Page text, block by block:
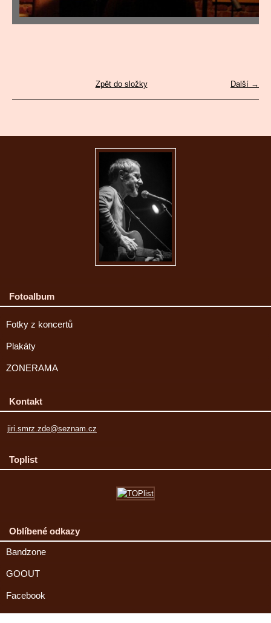
Další →
Zpět do složky
Fotoalbum
Fotky z koncertů
Plakáty
ZONERAMA
Kontakt
jiri.smrz.zde@seznam.cz
Toplist
Oblíbené odkazy
Bandzone
GOOUT
Facebook